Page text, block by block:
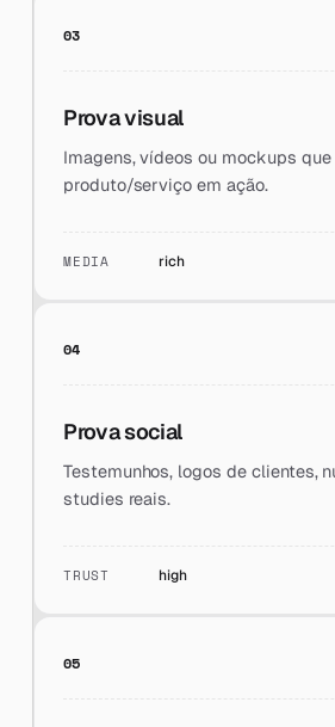
03
Prova visual
Imagens, vídeos ou mockups
produto/serviço em ação.
MEDIA rich
04
Prova social
Testemunhos, logos de clientes,
studies reais.
TRUST high
05